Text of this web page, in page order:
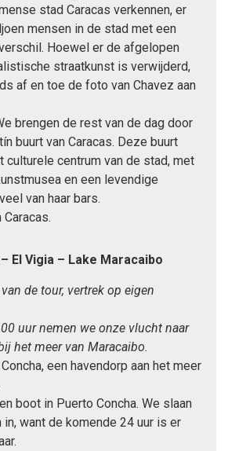
stad Caracas verkennen, er
mensen in de stad met een
Hoewel er de afgelopen
straatkunst is verwijderd,
af en toe de foto van Chavez aan
brengen de rest van de dag door
buurt van Caracas. Deze buurt
culturele centrum van de stad, met
en een levendige
van haar bars.
El Vigia – Lake Maracaibo
de tour, vertrek op eigen
uur nemen we onze vlucht naar
het meer van Maracaibo.
een havendorp aan het meer
boot in Puerto Concha. We slaan
in, want de komende 24 uur is er